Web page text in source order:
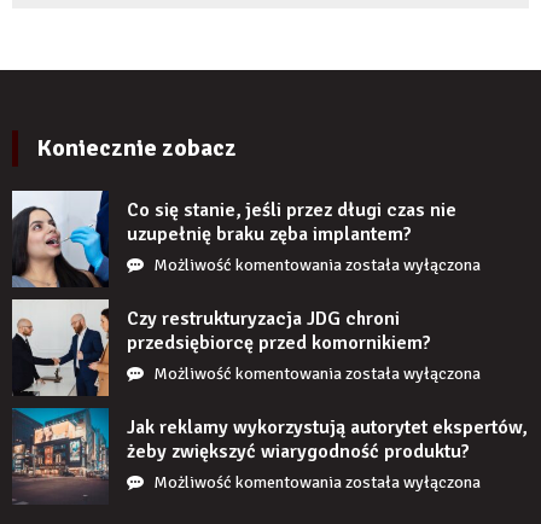
zamontowaniu?
Koniecznie zobacz
Co się stanie, jeśli przez długi czas nie
uzupełnię braku zęba implantem?
Możliwość komentowaniaCo
stanie,
jeśli
przez
czas
nie
uzupełnię
braku
została wyłączona
Czy restrukturyzacja JDG chroni
przedsiębiorcę przed komornikiem?
Możliwość komentowaniaCzy
JDG
chroni
przedsiębiorcę
została wyłączona
Jak reklamy wykorzystują autorytet ekspertów,
żeby zwiększyć wiarygodność produktu?
Możliwość komentowaniaJak
została wyłączona